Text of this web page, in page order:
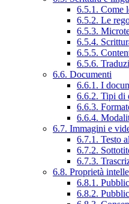
6.5.1. Come
6.5.2. Le
6.5.3.
6.5.4.
6.5.5.
6.5.6.
6.6. Documenti
6.6.1. I
6.6.2. Tipi di
6.6.3.
6.6.4.
6.7. Immagini e
6.7.1. Testo
6.7.2.
6.7.3.
6.8. Proprietà
6.8.1.
6.8.2.